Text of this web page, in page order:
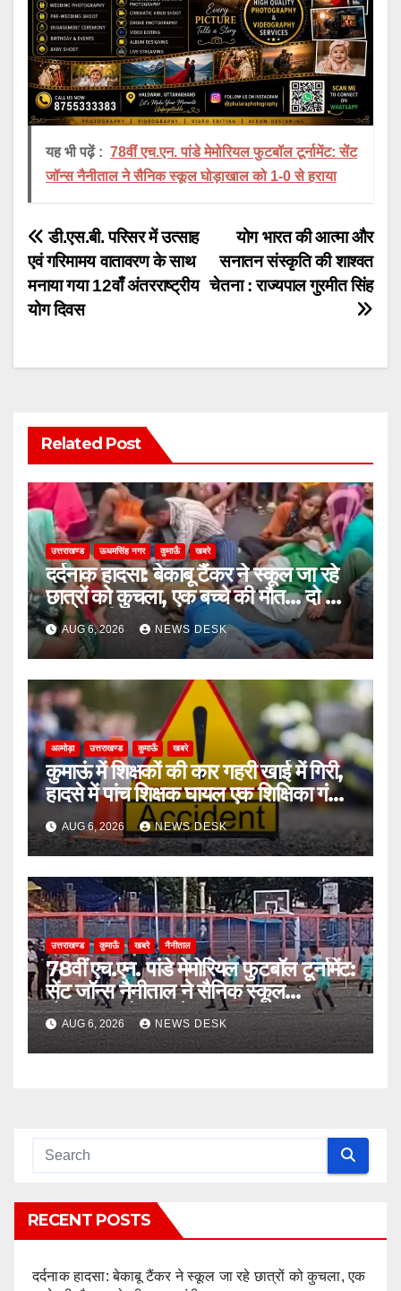
यह भी पढ़ें : 78वीं एच.एन. पांडे मेमोरियल फुटबॉल टूर्नामेंट: सेंट
जॉन्स नैनीताल ने सैनिक स्कूल घोड़ाखाल को 1-0 से हराया
Post
navigation
योग भारत की आत्मा और
सनातन संस्कृति की शाश्वत
चेतना : राज्यपाल गुरमीत सिंह
डी.एस.बी. परिसर में उत्साह
एवं गरिमामय वातावरण के साथ
मनाया गया 12वाँ अंतरराष्ट्रीय
योग दिवस
Related Post
उत्तराखण्ड ऊधमसिंह नगर कुमाऊँ खबरे
दर्दनाक हादसा: बेकाबू टैंकर ने स्कूल जा रहे
छात्रों को कुचला, एक बच्चे की मौत… दो की
हालत गंभीर
AUG 6, 2026 NEWS DESK
अल्मोड़ा उत्तराखण्ड कुमाऊँ खबरे
कुमाऊं में शिक्षकों की कार गहरी खाई में गिरी,
हादसे में पांच शिक्षक घायल एक शिक्षिका गंभीर
घायल
AUG 6, 2026 NEWS DESK
उत्तराखण्ड कुमाऊँ खबरे नैनीताल
78वीं एच.एन. पांडे मेमोरियल फुटबॉल टूर्नामेंट:
सेंट जॉन्स नैनीताल ने सैनिक स्कूल
घोड़ाखाल को 1-0 से हराया
AUG 6, 2026 NEWS DESK
RECENT POSTS
दर्दनाक हादसा: बेकाबू टैंकर ने स्कूल जा रहे छात्रों को कुचला, एक